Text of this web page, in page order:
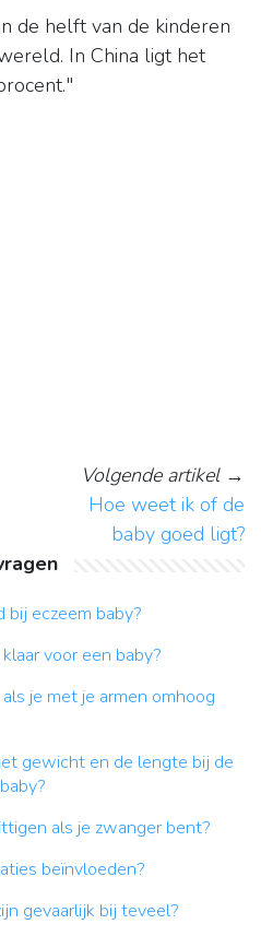
de helft van de kinderen
In China ligt het
Volgende artikel→
Hoe weet ik of de
baby goed ligt?
bij eczeem baby?
voor een baby?
je met je armen omhoog
gewicht en de lengte bij de
als je zwanger bent?
beïnvloeden?
gevaarlijk bij teveel?